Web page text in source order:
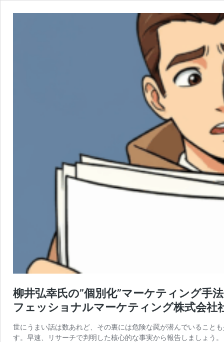
柳井弘幸氏の”個別化”マーケティング手
フェッショナルマーケティング株式会社
世にうまい話は数あれど、その裏には危険な罠が潜んでいること
す。早速、リサーチで判明した核心的な事実から報告しましょう